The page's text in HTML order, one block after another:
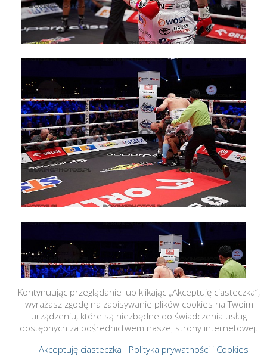
Kontynuując przeglądanie lub klikając „Akceptuję ciasteczka”,
wyrażasz zgodę na zapisywanie plików cookies na Twoim
urządzeniu, które są niezbędne do świadczenia usług
dostępnych za pośrednictwem naszej strony internetowej.
Akceptuję ciasteczka
Polityka prywatności i Cookies